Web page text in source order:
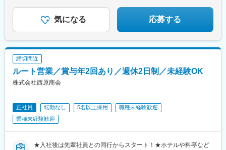
気になる 応募する
締切間近
ルート営業／賞与年2回あり／週休2日制／未経験OK
株式会社西原商会
正社員 転勤なし 5名以上採用
職種未経験歓迎
業種未経験歓迎
★入社後は先輩社員との同行からスタート！★ホテルや料亭など